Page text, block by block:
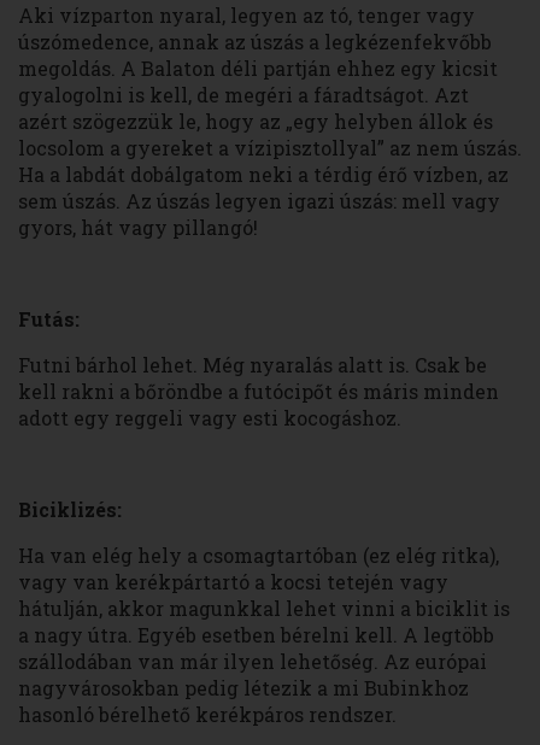
Aki vízparton nyaral, legyen az tó, tenger vagy
úszómedence, annak az úszás a legkézenfekvőbb
megoldás. A Balaton déli partján ehhez egy kicsit
gyalogolni is kell, de megéri a fáradtságot. Azt
azért szögezzük le, hogy az „egy helyben állok és
locsolom a gyereket a vízipisztollyal” az nem úszás.
Ha a labdát dobálgatom neki a térdig érő vízben, az
sem úszás. Az úszás legyen igazi úszás: mell vagy
gyors, hát vagy pillangó!
Futás:
Futni bárhol lehet. Még nyaralás alatt is. Csak be
kell rakni a bőröndbe a futócipőt és máris minden
adott egy reggeli vagy esti kocogáshoz.
Biciklizés:
Ha van elég hely a csomagtartóban (ez elég ritka),
vagy van kerékpártartó a kocsi tetején vagy
hátulján, akkor magunkkal lehet vinni a biciklit is
a nagy útra. Egyéb esetben bérelni kell. A legtöbb
szállodában van már ilyen lehetőség. Az európai
nagyvárosokban pedig létezik a mi Bubinkhoz
hasonló bérelhető kerékpáros rendszer.